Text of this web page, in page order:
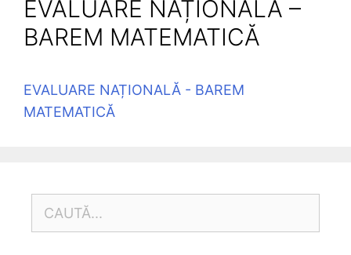
EVALUARE NAȚIONALĂ –
BAREM MATEMATICĂ
EVALUARE NAȚIONALĂ - BAREM
MATEMATICĂ